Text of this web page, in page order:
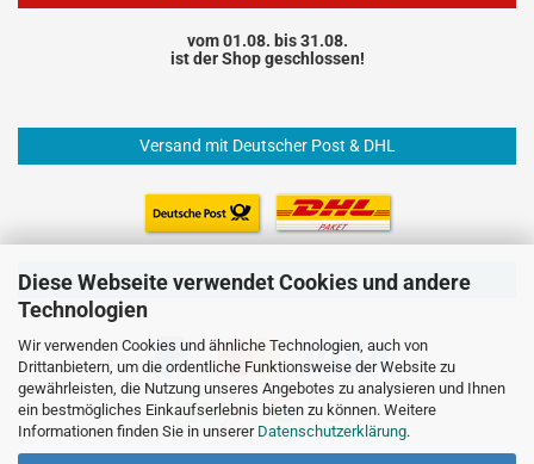
Diese Webseite verwendet Cookies und andere
Technologien
Wir verwenden Cookies und ähnliche Technologien, auch von
Drittanbietern, um die ordentliche Funktionsweise der Website zu
gewährleisten, die Nutzung unseres Angebotes zu analysieren und Ihnen
ein bestmögliches Einkaufserlebnis bieten zu können. Weitere
Informationen finden Sie in unserer Datenschutzerklärung.
vom 01.08. bis 31.08.
ist der Shop geschlossen!
Versand mit Deutscher Post & DHL
Einfach und sicher Bezahlen